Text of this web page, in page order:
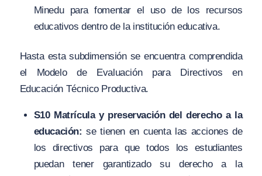
Minedu para fomentar el uso de los recursos
educativos dentro de la institución educativa.
Hasta esta subdimensión se encuentra comprendida
el Modelo de Evaluación para Directivos en
Educación Técnico Productiva.
S10 Matrícula y preservación del derecho a la
educación:se tienen en cuenta las acciones de
los directivos para que todos los estudiantes
puedan tener garantizado su derecho a la